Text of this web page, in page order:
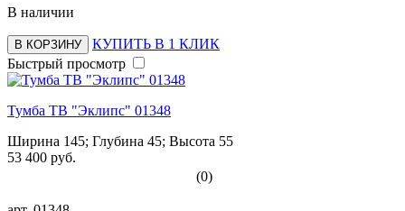
В наличии
В КОРЗИНУ
КУПИТЬ В 1 КЛИК
Быстрый просмотр
Тумба ТВ "Эклипс" 01348
Ширина 145; Глубина 45; Высота 55
53 400 руб.
(0)